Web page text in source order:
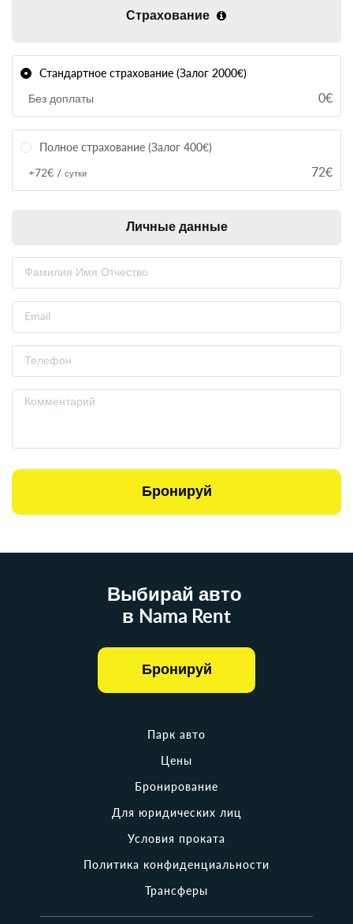
Страхование
Стандартное страхование (Залог 2000€)
Без доплаты 0€
Полное страхование (Залог 400€)
+72€ / сутки 72€
Личные данные
Парк авто
Цены
Бронирование
Для юридических лиц
Условия проката
Политика конфиденциальности
Трансферы
Выбирай авто
в Nama Rent
Бронируй